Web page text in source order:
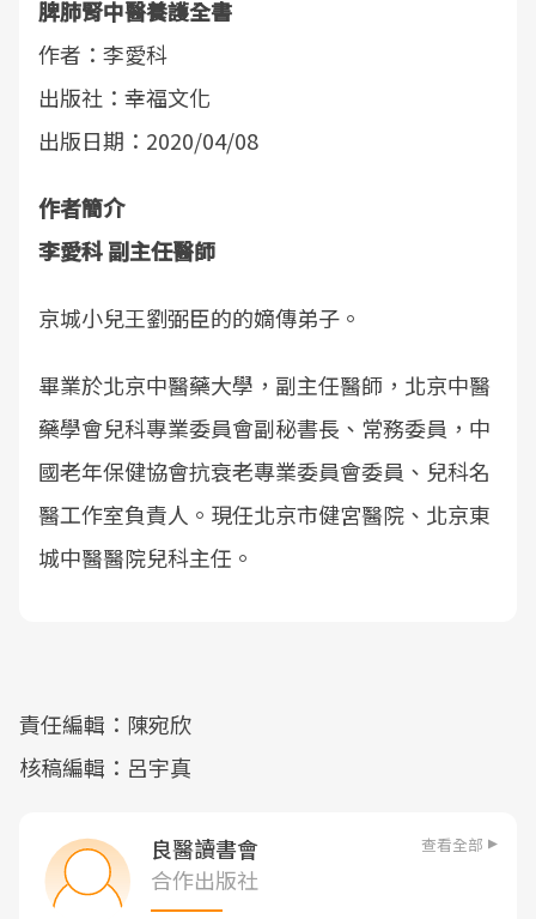
脾肺腎中醫養護全書
作者：李愛科
出版社：幸福文化
出版日期：2020/04/08
作者簡介
李愛科 副主任醫師
京城小兒王劉弼臣的的嫡傳弟子。
畢業於北京中醫藥大學，副主任醫師，北京中醫
藥學會兒科專業委員會副秘書長、常務委員，中
國老年保健協會抗衰老專業委員會委員、兒科名
醫工作室負責人。現任北京市健宮醫院、北京東
城中醫醫院兒科主任。
責任編輯：陳宛欣
核稿編輯：呂宇真
良醫讀書會 查看全部
合作出版社